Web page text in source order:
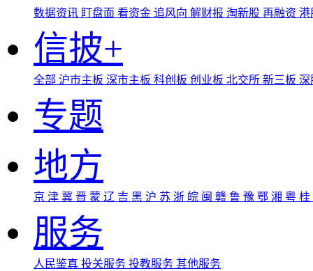
数据资讯 盯盘面 看资金 追风向 解财报 淘新股 再融资
信披+
全部 沪市主板 深市主板 科创板 创业板 北交所 新三板
专题
地方
京 津 冀 晋 蒙 辽 吉 黑 沪 苏 浙 皖 闽 赣 鲁 豫 鄂 湘 粤 桂
服务
人民鉴真 投关服务 投教服务 其他服务